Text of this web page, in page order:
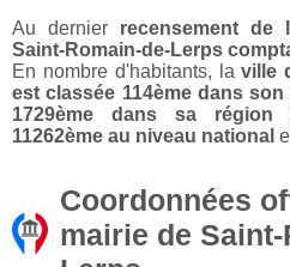
Au dernier recensement de
Saint-Romain-de-Lerps
En nombre d'habitants, laville
est classée 114ème dans son
1729ème dans sa région
11262ème au niveau national
Coordonnées
mairie de